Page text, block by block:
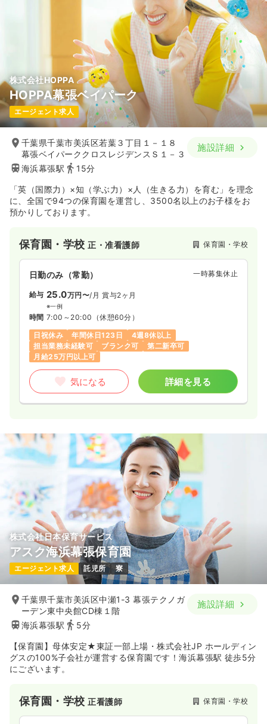
株式会社HOPPA
HOPPA幕張ベイパーク
エージェント求人
千葉県千葉市美浜区若葉３丁目１－１８
幕張ベイパーククロスレジデンスＳ１－３
海浜幕張駅
15分
施設詳細
「英（国際力）×知（学ぶ力）×人（生きる力）を育む」を理念
に、全国で94つの保育園を運営し、3500名以上のお子様をお
預かりしております。
保育園・学校正・准看護師 保育園・学校
日勤のみ（常勤） 一時募集休止
給与 25.0万円〜/月 賞与2ヶ月
※一例
時間 7:00～20:00 （休憩60分）
日祝休み
年間休日123日
4週8休以上
担当業務未経験可
ブランク可
第二新卒可
月給25万円以上可
気になる 詳細を見る
株式会社日本保育サービス
アスク海浜幕張保育園
エージェント求人 託児所 寮
千葉県千葉市美浜区中瀬1-3 幕張テクノガ
ーデン東中央館CD棟１階
海浜幕張駅
5分
施設詳細
【保育園】母体安定★東証一部上場・株式会社JP ホールディン
グスの100%子会社が運営する保育園です！海浜幕張駅 徒歩5分
にございます。
保育園・学校正看護師 保育園・学校